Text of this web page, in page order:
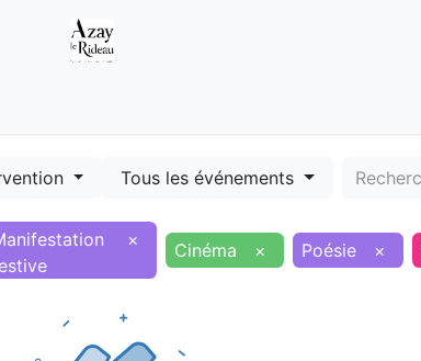
Tous les événements
× Cinéma × Poésie ×